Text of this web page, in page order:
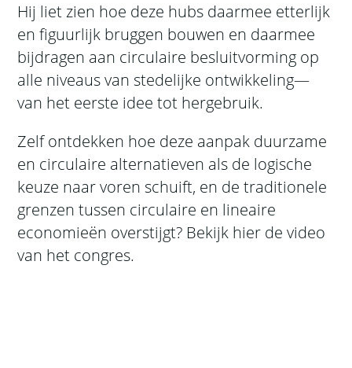
Hij liet zien hoe deze hubs daarmee etterlijk
en figuurlijk bruggen bouwen en daarmee
bijdragen aan circulaire besluitvorming op
alle niveaus van stedelijke ontwikkeling—
van het eerste idee tot hergebruik.
Zelf ontdekken hoe deze aanpak duurzame
en circulaire alternatieven als de logische
keuze naar voren schuift, en de traditionele
grenzen tussen circulaire en lineaire
economieën overstijgt? Bekijk hier de video
van het congres.